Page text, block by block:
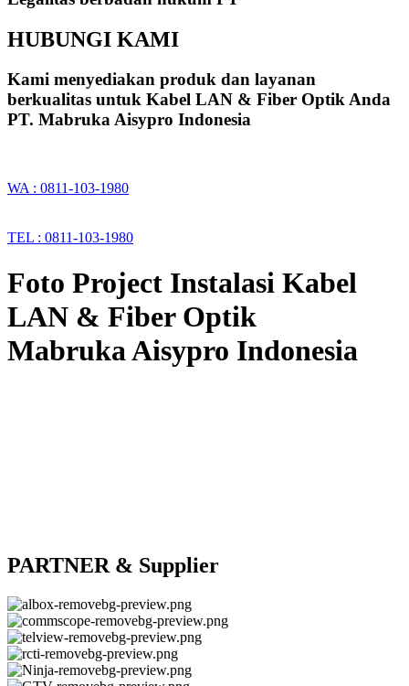
HUBUNGI KAMI
Kami menyediakan produk dan layanan
berkualitas untuk Kabel LAN & Fiber Optik Anda
PT. Mabruka Aisypro Indonesia
WA : 0811-103-1980
TEL : 0811-103-1980
Foto Project Instalasi Kabel
LAN & Fiber Optik
Mabruka Aisypro Indonesia
PARTNER & Supplier